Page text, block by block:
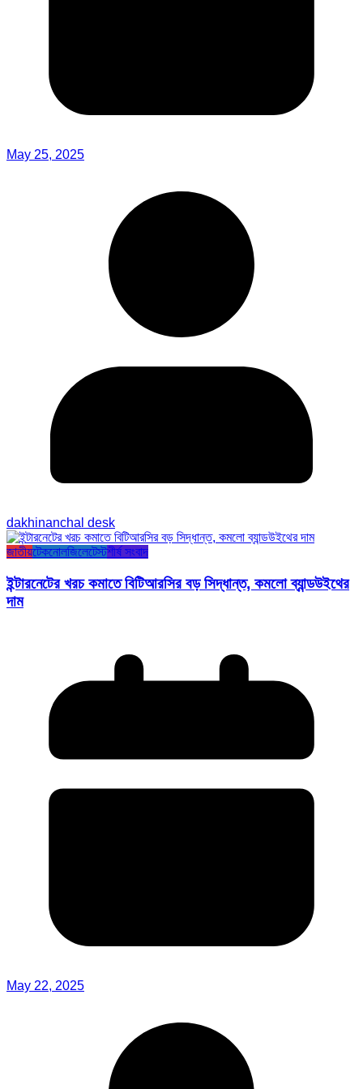
May 25, 2025
dakhinanchal desk
জাতীয়টেকনোলজিলেটেস্টশীর্ষ সংবাদ
ইন্টারনেটের খরচ কমাতে বিটিআরসির বড় সিদ্ধান্ত, কমলো ব্যান্ডউইথের
দাম
May 22, 2025